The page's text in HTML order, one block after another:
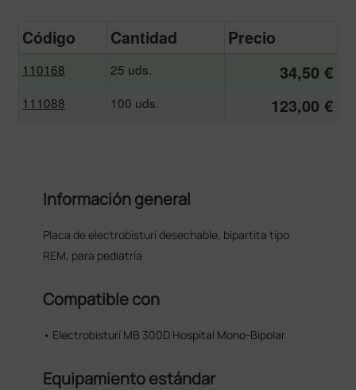
Código Cantidad Precio
110168 25 uds. 34,50 €
111088 100 uds. 123,00 €
Información general
Placa de electrobisturí desechable, bipartita tipo
REM, para pediatría
Compatible con
• Electrobisturí MB 300D Hospital Mono-Bipolar
Equipamiento estándar